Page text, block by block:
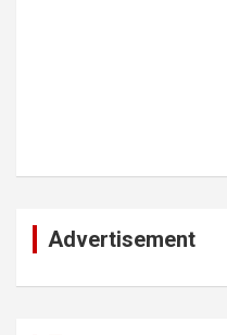
Advertisement